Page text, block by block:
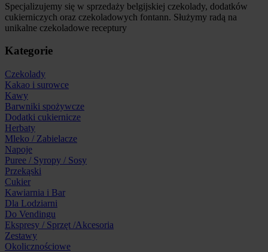
Specjalizujemy się w sprzedaży belgijskiej czekolady, dodatków
cukierniczych oraz czekoladowych fontann. Służymy radą na
unikalne czekoladowe receptury
Kategorie
Czekolady
Kakao i surowce
Kawy
Barwniki spożywcze
Dodatki cukiernicze
Herbaty
Mleko / Zabielacze
Napoje
Puree / Syropy / Sosy
Przekąski
Cukier
Kawiarnia i Bar
Dla Lodziarni
Do Vendingu
Ekspresy / Sprzęt /Akcesoria
Zestawy
Okolicznościowe